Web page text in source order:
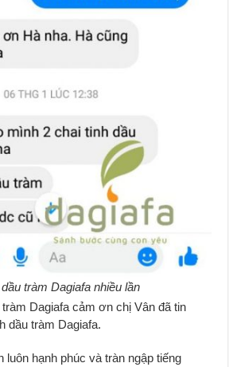
tràm Dagiafa nhiều lần
Dagiafa cảm ơn chị Vân đã tin
dầu tràm Dagiafa.
luôn hạnh phúc và tràn ngập tiếng